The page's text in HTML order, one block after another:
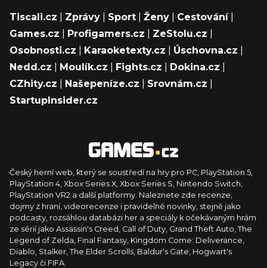
Tiscali.cz Zprávy Sport Ženy Cestování|
Games.cz
Profigamers.cz ZeStolu.cz
Osobnosti.cz
Karaoketexty.cz Úschovna.cz
Nedd.cz
Moulík.cz Fights.cz Dokina.cz
CZhity.cz
Našepeníze.cz Srovnám.cz
StartupInsider.cz
Český herní web, který se soustředí na hry pro PC, PlayStation 5,
PlayStation 4, Xbox Series X, Xbox Series S, Nintendo Switch,
PlayStation VR2 a další platformy. Naleznete zde recenze,
dojmy z hraní, videorecenze i pravidelné novinky, stejně jako
podcasty, rozsáhlou databázi her a speciály k očekávaným hrám
ze sérií jako Assassin's Creed, Call of Duty, Grand Theft Auto, The
Legend of Zelda, Final Fantasy, Kingdom Come: Deliverance,
Diablo, Stalker, The Elder Scrolls, Baldur's Gate, Hogwart's
Legacy či FIFA.